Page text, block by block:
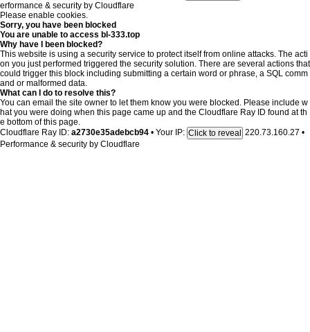
erformance & security by Cloudflare
Please enable cookies.
Sorry, you have been blocked
You are unable to access bl-333.top
Why have I been blocked?
This website is using a security service to protect itself from online attacks. The acti
on you just performed triggered the security solution. There are several actions that
could trigger this block including submitting a certain word or phrase, a SQL comm
and or malformed data.
What can I do to resolve this?
You can email the site owner to let them know you were blocked. Please include w
hat you were doing when this page came up and the Cloudflare Ray ID found at th
e bottom of this page.
Cloudflare Ray ID: a2730e35adebcb94 • Your IP: Click to reveal 220.73.160.27 •
Performance & security by Cloudflare